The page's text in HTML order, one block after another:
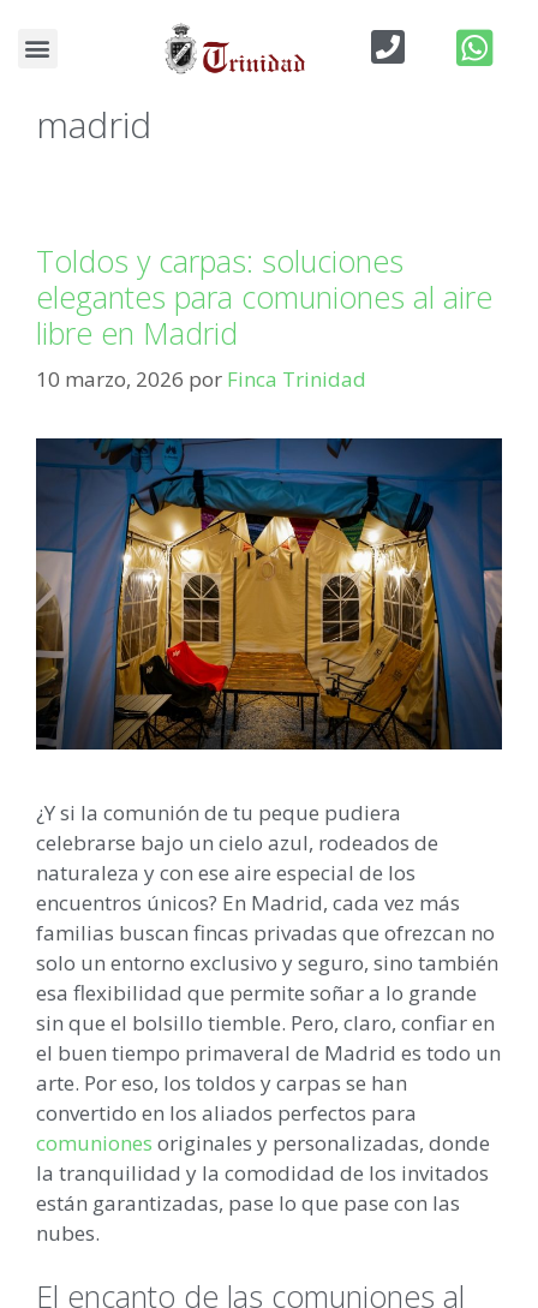
Finca eventos infantiles
madrid
Toldos y carpas: soluciones
elegantes para comuniones al aire
libre en Madrid
10 marzo, 2026 por Finca Trinidad
¿Y si la comunión de tu peque pudiera
celebrarse bajo un cielo azul, rodeados de
naturaleza y con ese aire especial de los
encuentros únicos? En Madrid, cada vez más
familias buscan fincas privadas que ofrezcan no
solo un entorno exclusivo y seguro, sino también
esa flexibilidad que permite soñar a lo grande
sin que el bolsillo tiemble. Pero, claro, confiar en
el buen tiempo primaveral de Madrid es todo un
arte. Por eso, los toldos y carpas se han
convertido en los aliados perfectos para
comuniones originales y personalizadas, donde
la tranquilidad y la comodidad de los invitados
están garantizadas, pase lo que pase con las
nubes.
El encanto de las comuniones al